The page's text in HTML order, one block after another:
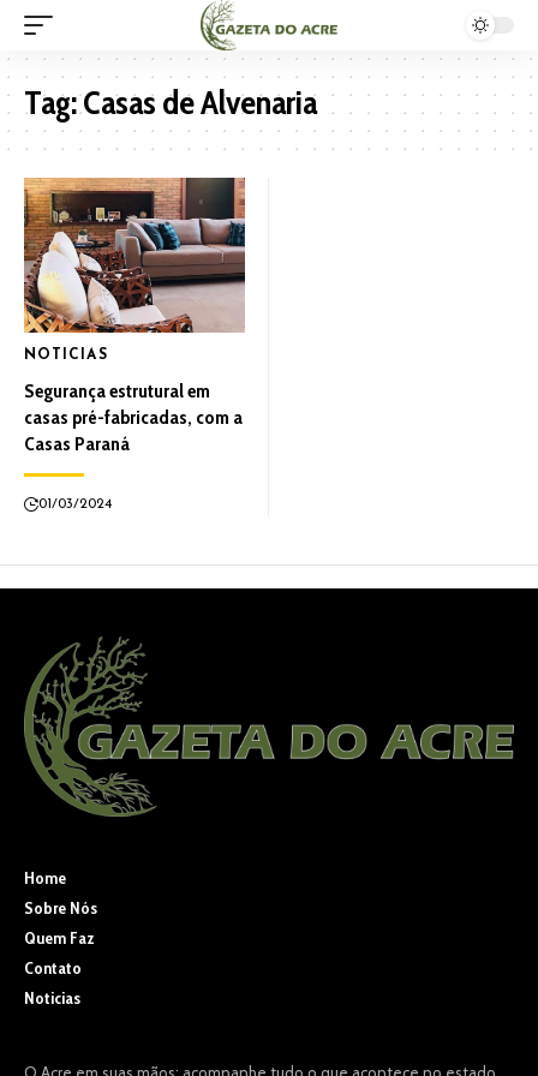
Tag:Casas de Alvenaria
NOTICIAS
Segurança estrutural em
casas pré-fabricadas, com a
Casas Paraná
01/03/2024
Home
Sobre Nós
Quem Faz
Contato
Noticias
O Acre em suas mãos: acompanhe tudo o que acontece no estado,